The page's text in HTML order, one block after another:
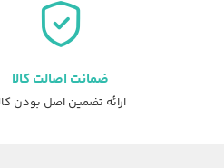
ضمانت اصالت کالا
ارائه تضمین اصل بودن